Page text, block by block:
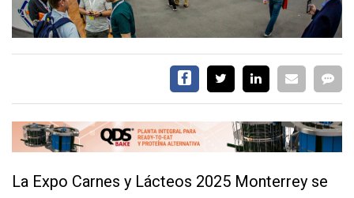
TEMAS DESTACADOS
CARNE
FRIGORIFICO
INVESTIGACIÓN
AGRO
CONCURSO
PREMIO
La Expo Carnes y Lácteos 2025 Monterrey se